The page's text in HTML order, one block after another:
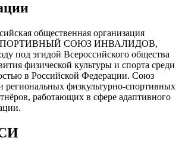
общественная организация
СОЮЗ ИНВАЛИДОВ,
под эгидой Всероссийского общества
физической культуры и спорта среди
в Российской Федерации. Союз
региональных физкультурно‑спортивных
работающих в сфере адаптивного